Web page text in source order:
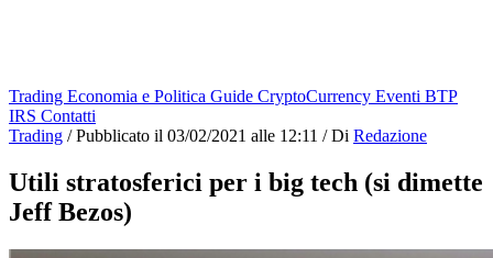
Trading Economia e Politica Guide CryptoCurrency Eventi BTP
IRS Contatti
Trading / Pubblicato il 03/02/2021 alle 12:11 / Di Redazione
Utili stratosferici per i big tech (si dimette
Jeff Bezos)